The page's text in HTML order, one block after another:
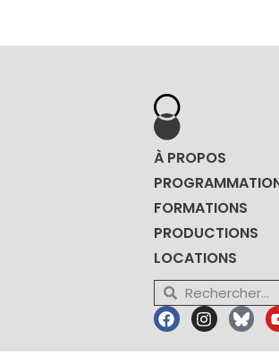
À PROPOS
FORMATIONS
PRODUCTIONS
LOCATIONS